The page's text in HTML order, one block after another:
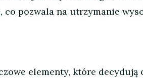
co pozwala na utrzymanie
elementy, które decydują